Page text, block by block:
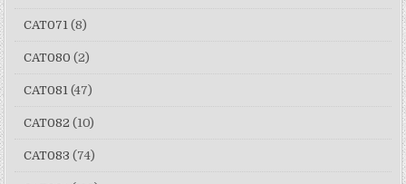
CAT071 (8)
CAT080 (2)
CAT081 (47)
CAT082 (10)
CAT083 (74)